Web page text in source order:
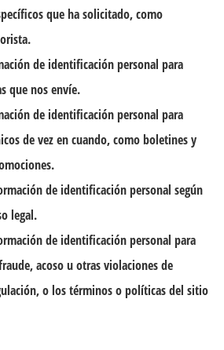
que ha solicitado, como
de identificación personal para
que nos envíe.
de identificación personal para
de vez en cuando, como boletines y
de identificación personal según
legal.
de identificación personal para
acoso u otras violaciones de
o los términos o políticas del sitio